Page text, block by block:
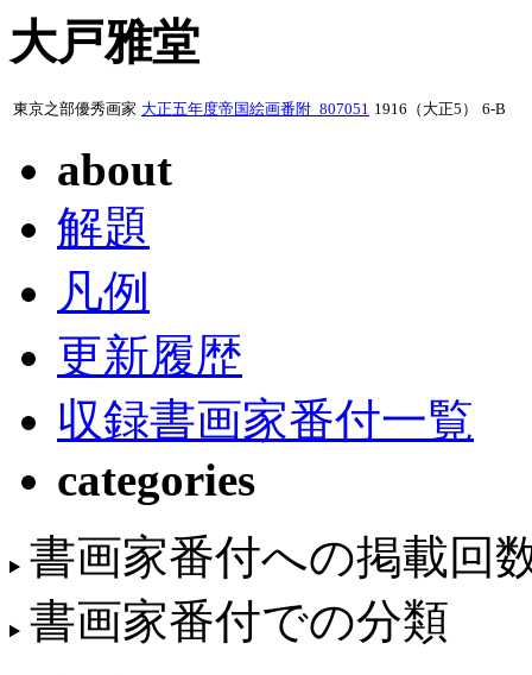
大戸雅堂
東京之部優秀画家 大正五年度帝国絵画番附_807051 1916（大正5） 6-B
about
解題
凡例
更新履歴
収録書画家番付一覧
categories
書画家番付への掲載回
書画家番付での分類